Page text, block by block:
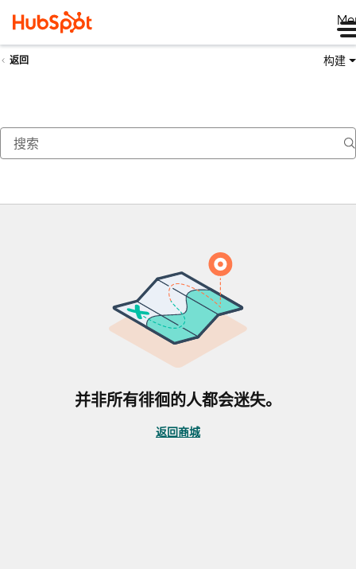
返回 构建
并非所有徘徊的人都会迷失。
返回商城